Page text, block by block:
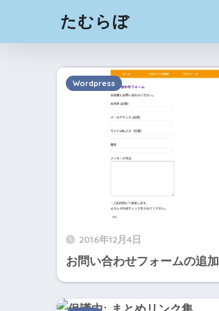
たむらぼ
2016年12月4日
お問い合わせフォームの追加
Wordpress